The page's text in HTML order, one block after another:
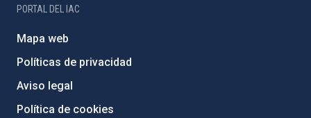
PORTAL DEL IAC
Mapa web
Políticas de privacidad
Aviso legal
Política de cookies